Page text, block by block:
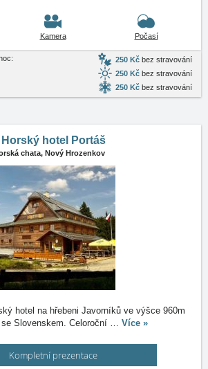
Kamera Počasí
250 Kč bez stravování
250 Kč bez stravování
250 Kč bez stravování
Horský hotel Portáš
chata, Nový Hrozenkov
hotel na hřebeni Javorníků ve výšce 960m
Slovenskem. Celoroční … Více »
Kompletní prezentace